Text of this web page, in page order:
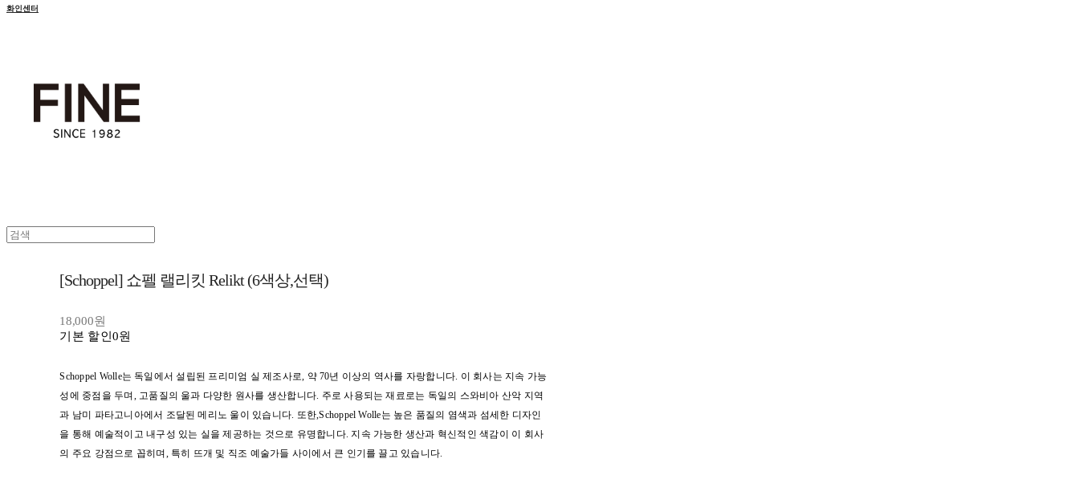
화인센터
[Schoppel] 쇼펠 랠리킷 Relikt (6색상,선택)
18,000원
기본 할인0원
Schoppel Wolle는 독일에서 설립된 프리미엄 실 제조사로, 약 70년 이상의 역사를 자랑합니다. 이 회사는 지속 가능
성에 중점을 두며, 고품질의 울과 다양한 원사를 생산합니다. 주로 사용되는 재료로는 독일의 스와비아 산악 지역
과 남미 파타고니아에서 조달된 메리노 울이 있습니다. 또한,Schoppel Wolle는 높은 품질의 염색과 섬세한 디자인
을 통해 예술적이고 내구성 있는 실을 제공하는 것으로 유명합니다. 지속 가능한 생산과 혁신적인 색감이 이 회사
의 주요 강점으로 꼽히며, 특히 뜨개 및 직조 예술가들 사이에서 큰 인기를 끌고 있습니다.